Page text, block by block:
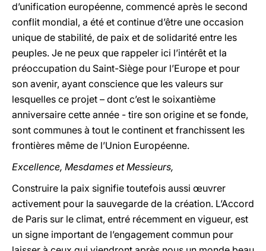
d’unification européenne, commencé après le second
conflit mondial, a été et continue d’être une occasion
unique de stabilité, de paix et de solidarité entre les
peuples. Je ne peux que rappeler ici l’intérêt et la
préoccupation du Saint-Siège pour l’Europe et pour
son avenir, ayant conscience que les valeurs sur
lesquelles ce projet – dont c’est le soixantième
anniversaire cette année - tire son origine et se fonde,
sont communes à tout le continent et franchissent les
frontières même de l’Union Européenne.
Excellence, Mesdames et Messieurs,
Construire la paix signifie toutefois aussi œuvrer
activement pour la sauvegarde de la création. L’Accord
de Paris sur le climat, entré récemment en vigueur, est
un signe important de l’engagement commun pour